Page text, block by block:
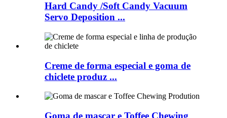
Hard Candy /Soft Candy Vacuum
Servo Deposition ...
Creme de forma especial e goma de
chiclete produz ...
Goma de mascar e Toffee Chewing